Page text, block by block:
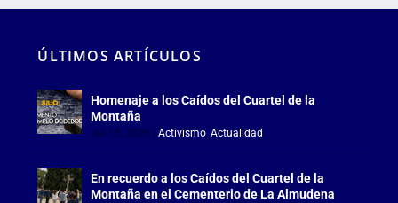
ÚLTIMOS ARTÍCULOS
Homenaje a los Caídos del Cuartel de la
Montaña
Jul 18, 2026 |Activismo,Actualidad
En recuerdo a los Caídos del Cuartel de la
Montaña en el Cementerio de La Almudena